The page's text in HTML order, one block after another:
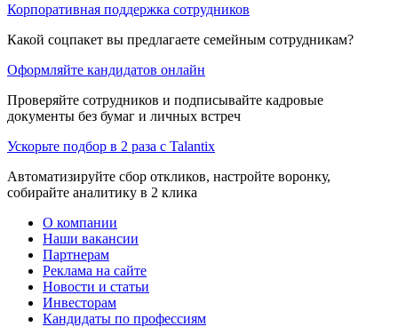
Корпоративная поддержка сотрудников
Какой соцпакет вы предлагаете семейным сотрудникам?
Оформляйте кандидатов онлайн
Проверяйте сотрудников и подписывайте кадровые
документы без бумаг и личных встреч
Ускорьте подбор в 2 раза с Talantix
Автоматизируйте сбор откликов, настройте воронку,
собирайте аналитику в 2 клика
О компании
Наши вакансии
Партнерам
Реклама на сайте
Новости и статьи
Инвесторам
Кандидаты по профессиям